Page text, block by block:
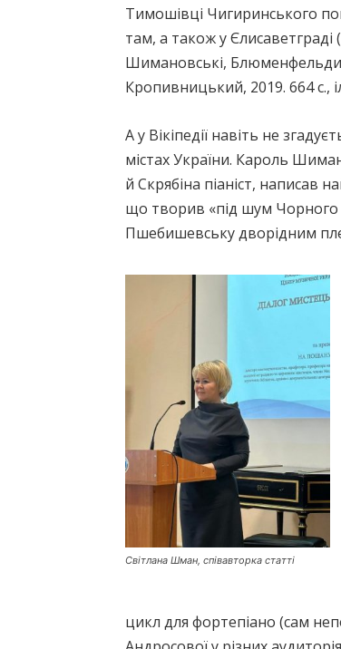
Тимошівці Чигиринського
там, а також у
Шимановські, Блюменфельди,
Кропивницький, 2019. 664 с.,
А у Вікіпедії навіть не
містах України. Кароль
й Скрябіна піаніст, написав
що творив «під шум Чорного
Пшебишевську дворідним
Світлана Шман, співавторка статті
цикл для фортепіано (сам